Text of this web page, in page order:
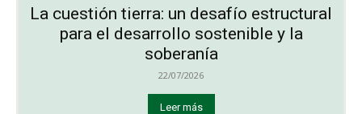
La cuestión tierra: un desafío estructural
para el desarrollo sostenible y la
soberanía
22/07/2026
Leer más